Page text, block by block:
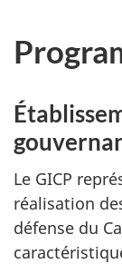
Le GICP
réalisation
défense du